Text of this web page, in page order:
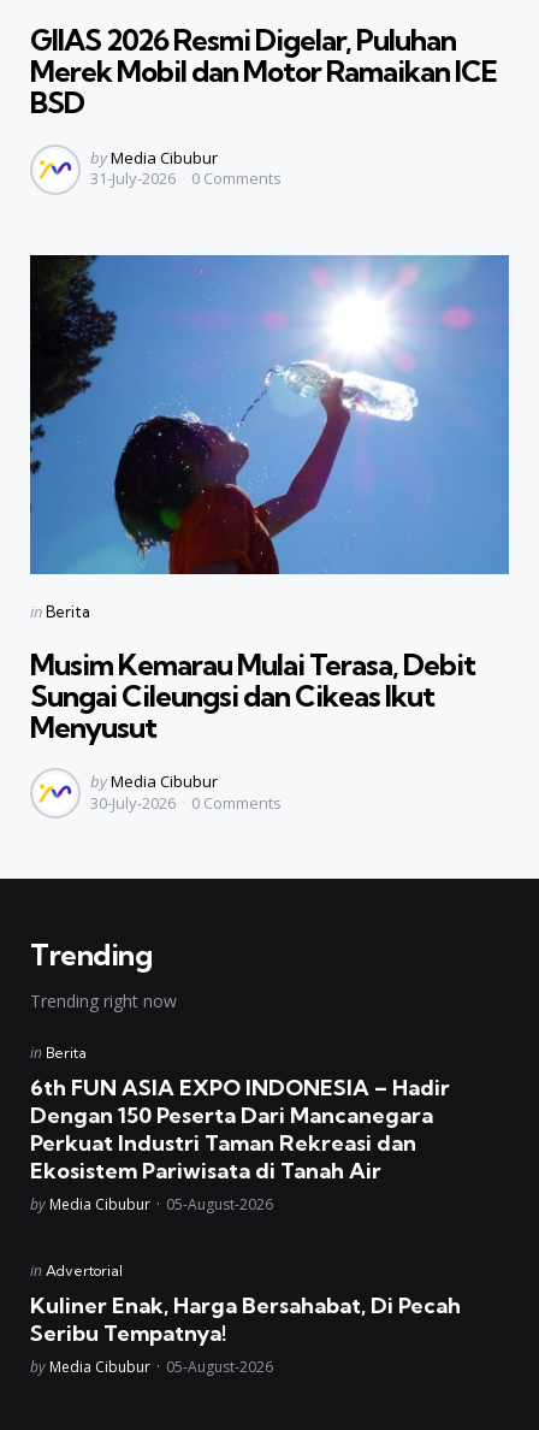
GIIAS 2026 Resmi Digelar, Puluhan
Merek Mobil dan Motor Ramaikan ICE
BSD
Posted
by
byMedia Cibubur
31-July-2026
0 Comments
Categories
Posted
inBerita
Musim Kemarau Mulai Terasa, Debit
Sungai Cileungsi dan Cikeas Ikut
Menyusut
Posted
by
byMedia Cibubur
30-July-2026
0 Comments
Trending
Trending right now
Posted
in Berita
6th FUN ASIA EXPO INDONESIA – Hadir
Dengan 150 Peserta Dari Mancanegara
Perkuat Industri Taman Rekreasi dan
Ekosistem Pariwisata di Tanah Air
Posted
by Media Cibubur 05-August-2026
Posted
in Advertorial
Kuliner Enak, Harga Bersahabat, Di Pecah
Seribu Tempatnya!
Posted
by Media Cibubur 05-August-2026